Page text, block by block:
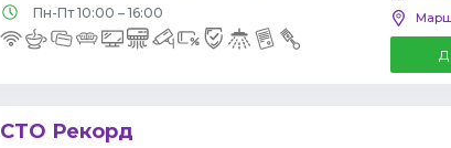
Пн-Пт 10:00 – 16:00
СТО Рекорд